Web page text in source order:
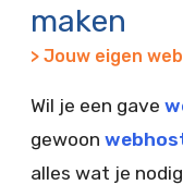
maken
> Jouw eigen
Wil je een gave
gewoon
alles wat je